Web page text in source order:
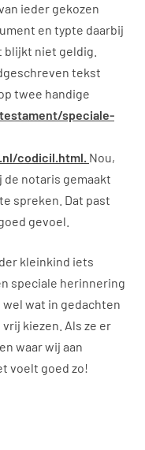
ieder gekozen
en typte daarbij
blijkt niet geldig.
tekst
twee handige
speciale-
codicil.html. Nou,
de notaris gemaakt
spreken. Dat past
gevoel.
kleinkind iets
speciale herinnering
wel wat in gedachten
kiezen. Als ze er
waar wij aan
voelt goed zo!